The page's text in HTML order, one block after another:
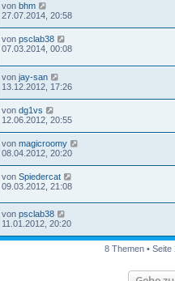
von bhm
27.07.2014, 20:58
von psclab38
07.03.2014, 00:08
von jay-san
13.12.2012, 17:26
von dg1vs
12.06.2012, 20:55
von magicroomy
08.04.2012, 20:20
von Spiedercat
09.03.2012, 21:08
von psclab38
11.01.2012, 20:20
8 Themen • Seite